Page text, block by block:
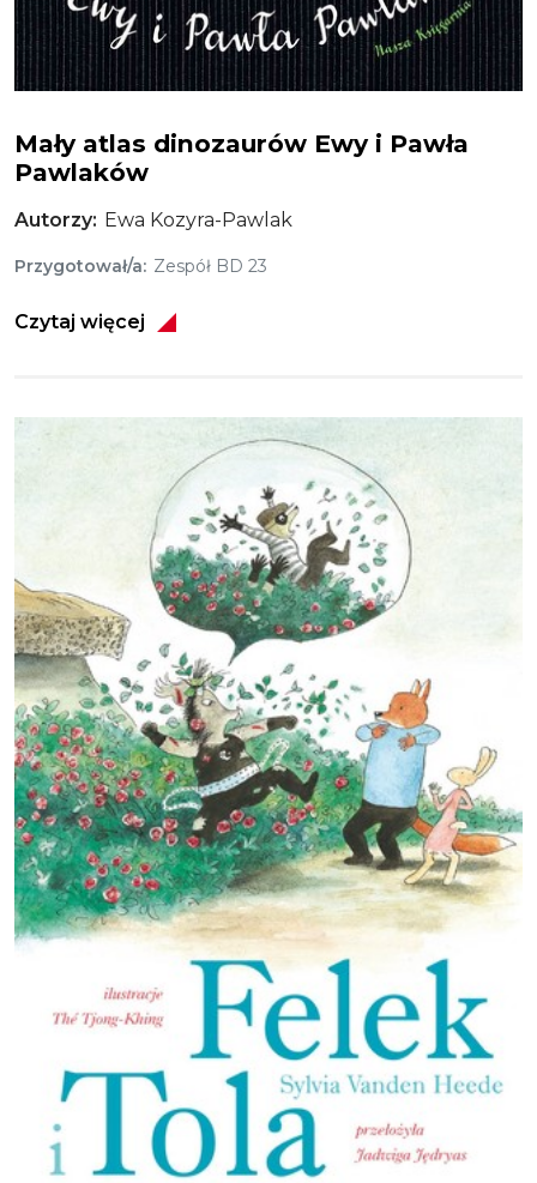
Mały atlas dinozaurów Ewy i Pawła
Pawlaków
Autorzy Ewa Kozyra-Pawlak
Przygotował/a Zespół BD 23
Czytaj więcej
Obraz